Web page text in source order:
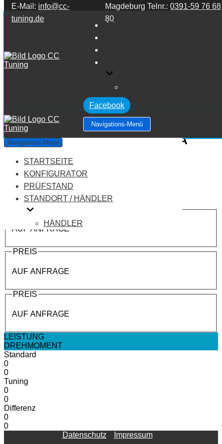
Zum Inhalt springen
E-Mail: info@cc-
tuning.de
Magdeburg Telnr.:0391-59 76 68
80
STARTSEITE
Facebook
Navigations-Menü
Navigations-Menü
STARTSEITE
KONFIGURATOR
PRÜFSTAND
STANDORT / HÄNDLER
HÄNDLER
Mercedes Benz A Klasse W168 A
Klasse A160 1.7 CDI
Leistung:75 PS
Drehmoment:160 NM
Motortyp:Diesel
PREIS
AUF ANFRAGE
PREIS
AUF ANFRAGE
PREIS
AUF ANFRAGE
LEISTUNG
DREHMOMENT
Standard
0
0
Tuning
0
0
Differenz
0
0
Datenschutz
Impressum